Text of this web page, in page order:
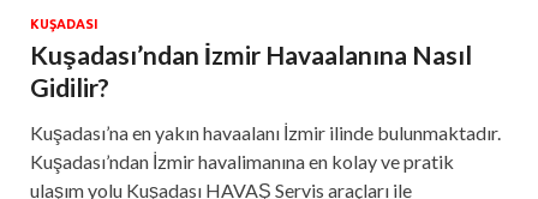
KUŞADASI
Kuşadası’ndan İzmir Havaalanına Nasıl
Gidilir?
Kuşadası’na en yakın havaalanı İzmir ilinde bulunmaktadır.
Kuşadası’ndan İzmir havalimanına en kolay ve pratik
ulaşım yolu Kuşadası HAVAŞ Servis araçları ile